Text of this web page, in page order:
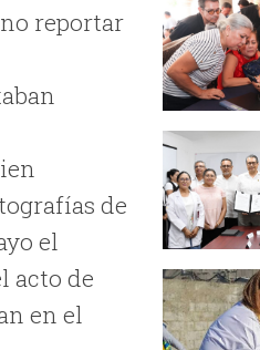
reportar
de
el
acto de
en el